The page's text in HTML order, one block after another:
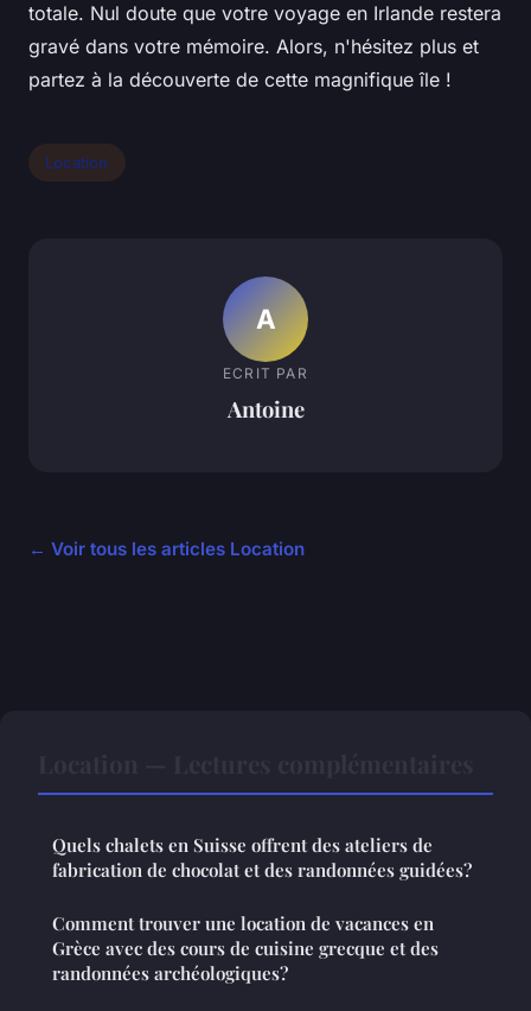
totale. Nul doute que votre voyage en Irlande restera
gravé dans votre mémoire. Alors, n'hésitez plus et
partez à la découverte de cette magnifique île !
Location
A
ECRIT PAR
Antoine
← Voir tous les articles Location
Quels chalets en Suisse offrent des ateliers de
fabrication de chocolat et des randonnées guidées?
Comment trouver une location de vacances en
Grèce avec des cours de cuisine grecque et des
randonnées archéologiques?